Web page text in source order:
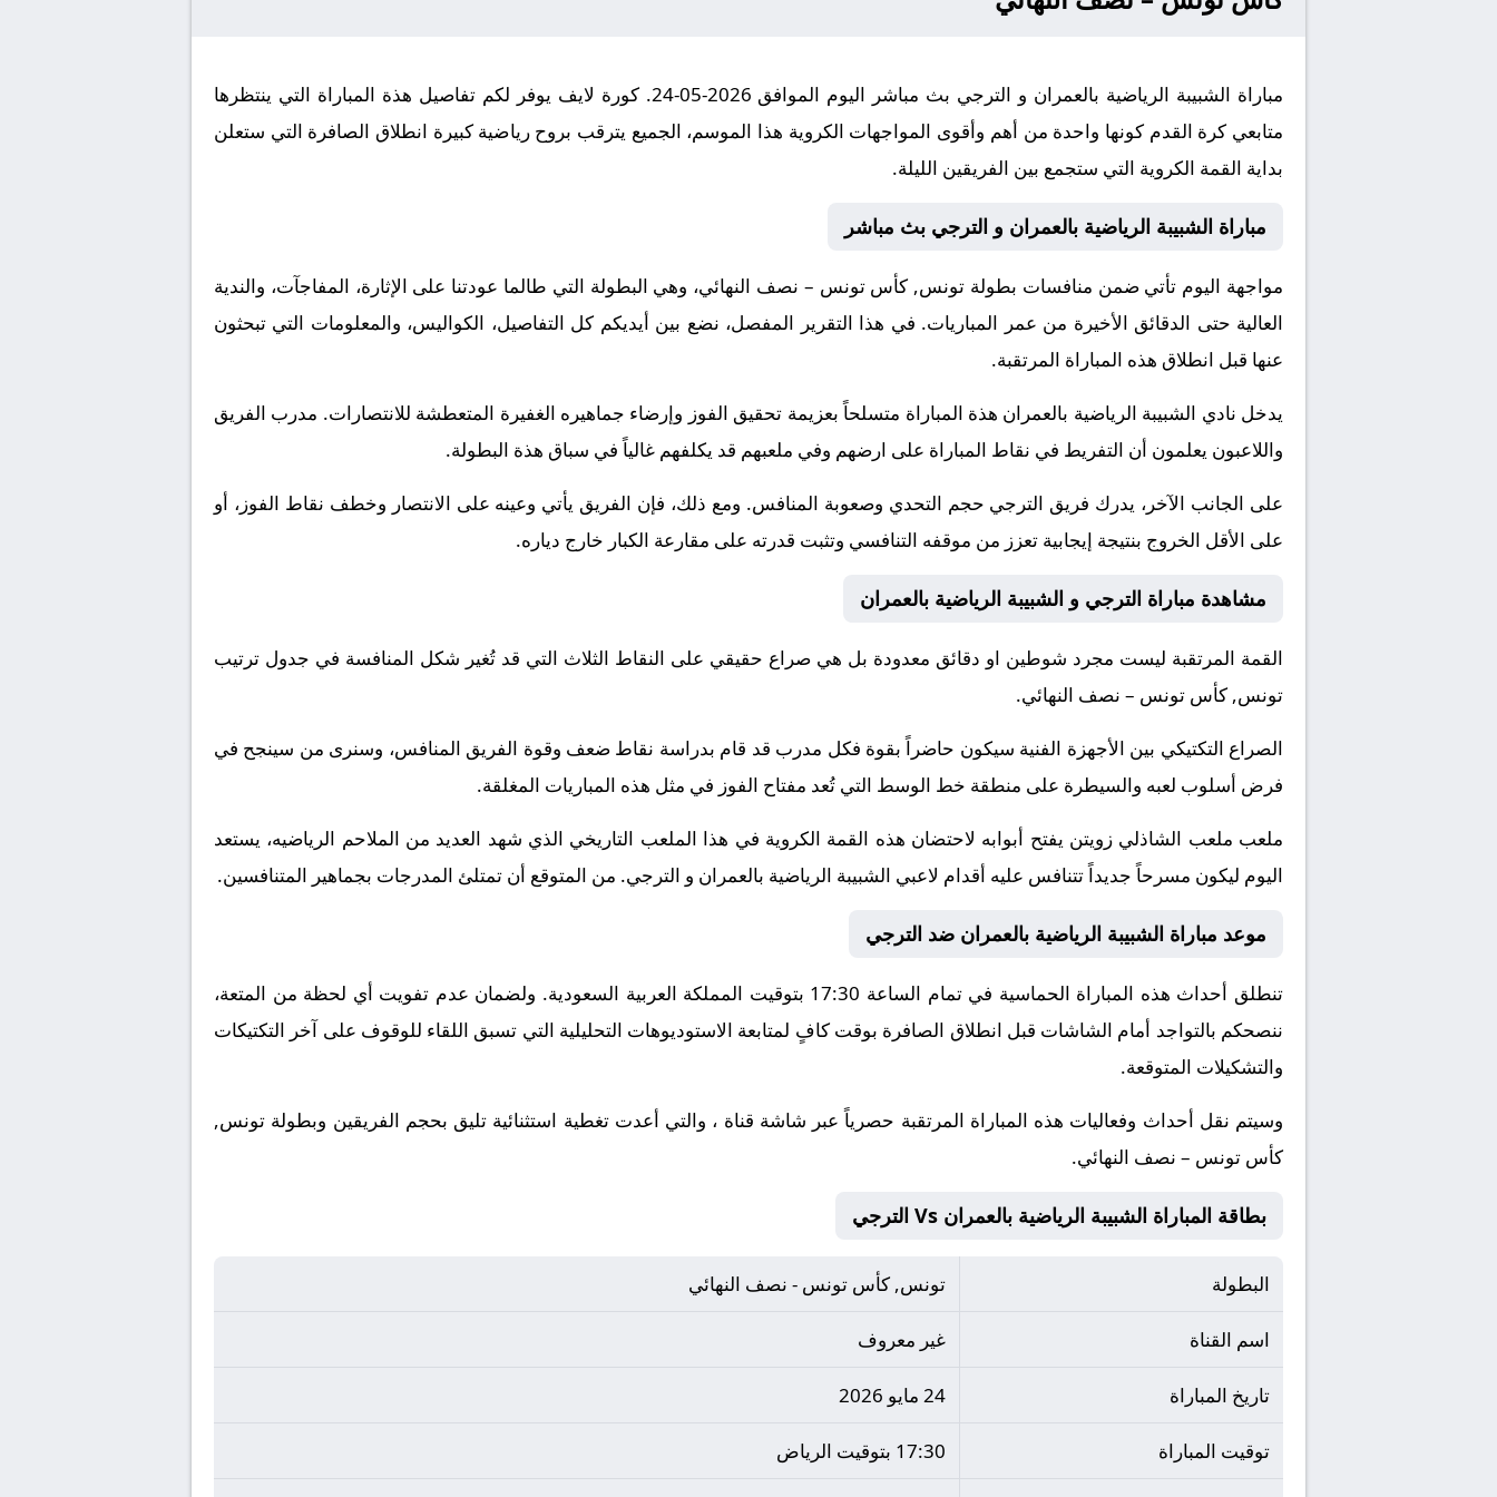
مباراة الشبيبة الرياضية بالعمران و الترجي بث مباشر اليوم الموافق 2026-05-24. كورة لايف يوفر لكم تفاصيل هذة المباراة التي ينتظرها
متابعي كرة القدم كونها واحدة من أهم وأقوى المواجهات الكروية هذا الموسم، الجميع يترقب بروح رياضية كبيرة انطلاق الصافرة التي ستعلن
بداية القمة الكروية التي ستجمع بين الفريقين الليلة.
مباراة الشبيبة الرياضية بالعمران و الترجي بث مباشر
مواجهة اليوم تأتي ضمن منافسات بطولة تونس, كأس تونس – نصف النهائي، وهي البطولة التي طالما عودتنا على الإثارة، المفاجآت، والندية
العالية حتى الدقائق الأخيرة من عمر المباريات. في هذا التقرير المفصل، نضع بين أيديكم كل التفاصيل، الكواليس، والمعلومات التي تبحثون
عنها قبل انطلاق هذه المباراة المرتقبة.
يدخل نادي الشبيبة الرياضية بالعمران هذة المباراة متسلحاً بعزيمة تحقيق الفوز وإرضاء جماهيره الغفيرة المتعطشة للانتصارات. مدرب الفريق
واللاعبون يعلمون أن التفريط في نقاط المباراة على ارضهم وفي ملعبهم قد يكلفهم غالياً في سباق هذة البطولة.
على الجانب الآخر، يدرك فريق الترجي حجم التحدي وصعوبة المنافس. ومع ذلك، فإن الفريق يأتي وعينه على الانتصار وخطف نقاط الفوز، أو
على الأقل الخروج بنتيجة إيجابية تعزز من موقفه التنافسي وتثبت قدرته على مقارعة الكبار خارج دياره.
مشاهدة مباراة الترجي و الشبيبة الرياضية بالعمران
القمة المرتقبة ليست مجرد شوطين او دقائق معدودة بل هي صراع حقيقي على النقاط الثلاث التي قد تُغير شكل المنافسة في جدول ترتيب
تونس, كأس تونس – نصف النهائي.
الصراع التكتيكي بين الأجهزة الفنية سيكون حاضراً بقوة فكل مدرب قد قام بدراسة نقاط ضعف وقوة الفريق المنافس، وسنرى من سينجح في
فرض أسلوب لعبه والسيطرة على منطقة خط الوسط التي تُعد مفتاح الفوز في مثل هذه المباريات المغلقة.
ملعب ملعب الشاذلي زويتن يفتح أبوابه لاحتضان هذه القمة الكروية في هذا الملعب التاريخي الذي شهد العديد من الملاحم الرياضيه، يستعد
اليوم ليكون مسرحاً جديداً تتنافس عليه أقدام لاعبي الشبيبة الرياضية بالعمران و الترجي. من المتوقع أن تمتلئ المدرجات بجماهير المتنافسين.
موعد مباراة الشبيبة الرياضية بالعمران ضد الترجي
تنطلق أحداث هذه المباراة الحماسية في تمام الساعة 17:30 بتوقيت المملكة العربية السعودية. ولضمان عدم تفويت أي لحظة من المتعة،
ننصحكم بالتواجد أمام الشاشات قبل انطلاق الصافرة بوقت كافٍ لمتابعة الاستوديوهات التحليلية التي تسبق اللقاء للوقوف على آخر التكتيكات
والتشكيلات المتوقعة.
​وسيتم نقل أحداث وفعاليات هذه المباراة المرتقبة حصرياً عبر شاشة قناة ، والتي أعدت تغطية استثنائية تليق بحجم الفريقين وبطولة تونس,
كأس تونس – نصف النهائي.
بطاقة المباراة الشبيبة الرياضية بالعمران Vs الترجي
البطولة تونس, كأس تونس - نصف النهائي
اسم القناة غير معروف
تاريخ المباراة 24 مايو 2026
توقيت المباراة 17:30 بتوقيت الرياض